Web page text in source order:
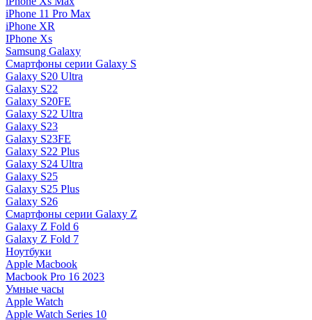
iPhone 11 Pro Max
iPhone XR
IPhone Xs
Samsung Galaxy
Смартфоны серии Galaxy S
Galaxy S20 Ultra
Galaxy S22
Galaxy S20FE
Galaxy S22 Ultra
Galaxy S23
Galaxy S23FE
Galaxy S22 Plus
Galaxy S24 Ultra
Galaxy S25
Galaxy S25 Plus
Galaxy S26
Смартфоны серии Galaxy Z
Galaxy Z Fold 6
Galaxy Z Fold 7
Ноутбуки
Apple Macbook
Macbook Pro 16 2023
Умные часы
Apple Watch
Apple Watch Series 10